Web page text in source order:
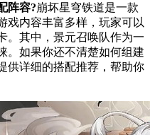
阵容?崩坏星穹铁道是一款
戏内容丰富多样，玩家可以
。其中，景元召唤队作为一
。如果你还不清楚如何组建
供详细的搭配推荐，帮助你